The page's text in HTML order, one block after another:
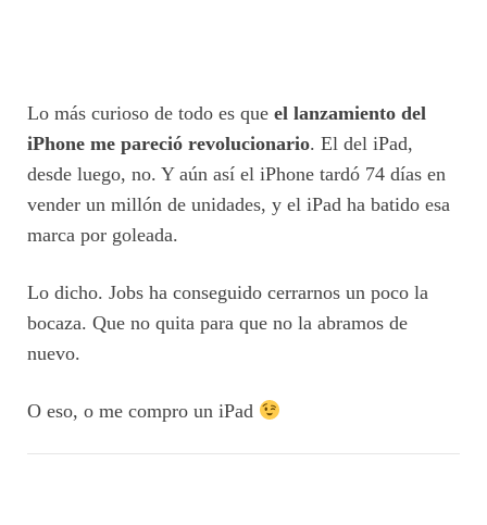
Lo más curioso de todo es que el lanzamiento del
iPhone me pareció revolucionario. El del iPad,
desde luego, no. Y aún así el iPhone tardó 74 días en
vender un millón de unidades, y el iPad ha batido esa
marca por goleada.
Lo dicho. Jobs ha conseguido cerrarnos un poco la
bocaza. Que no quita para que no la abramos de
nuevo.
O eso, o me compro un iPad